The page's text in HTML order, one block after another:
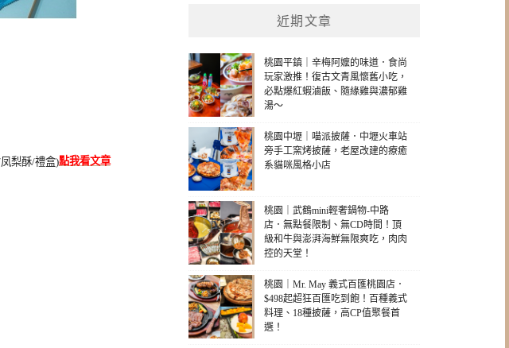
點我看文章
近期文章
桃園平鎮｜辛梅阿嬤的味道．食尚
玩家激推！復古文青風懷舊小吃，
必點爆紅蝦滷飯、隨緣雞與濃郁雞
湯～
桃園中壢｜喵派披薩．中壢火車站
旁手工窯烤披薩，老屋改建的療癒
系貓咪風格小店
桃園｜武鶴mini輕奢鍋物-中路
店．無點餐限制、無CD時間！頂
級和牛與澎湃海鮮無限爽吃，肉肉
控的天堂！
桃園｜Mr. May 義式百匯桃園店．
$498起超狂百匯吃到飽！百種義式
料理、18種披薩，高CP值聚餐首
選！